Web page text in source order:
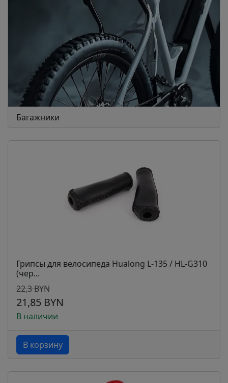
Багажники
Грипсы для велосипеда Hualong L-135 / HL-G310
(чер...
22,3 BYN
21,85 BYN
В наличии
В корзину